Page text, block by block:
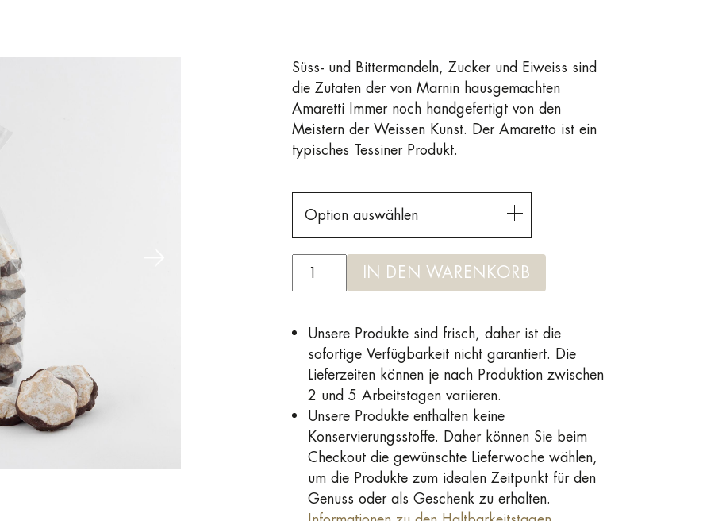
Süss- und Bittermandeln, Zucker und Eiweiss sind
die Zutaten der von Marnin hausgemachten
Amaretti Immer noch handgefertigt von den
Meistern der Weissen Kunst. Der Amaretto ist ein
typisches Tessiner Produkt.
Option auswählen
IN DEN WARENKORB
Unsere Produkte sind frisch, daher ist die
sofortige Verfügbarkeit nicht garantiert. Die
Lieferzeiten können je nach Produktion zwischen
2 und 5 Arbeitstagen variieren.
Unsere Produkte enthalten keine
Konservierungsstoffe. Daher können Sie beim
Checkout die gewünschte Lieferwoche wählen,
um die Produkte zum idealen Zeitpunkt für den
Genuss oder als Geschenk zu erhalten.